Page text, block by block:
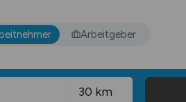
Arbeitgeber